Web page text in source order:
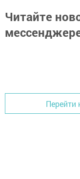
Читайте
Перейти